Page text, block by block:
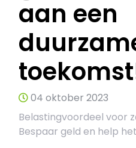
aan een
04 oktober 2023
Belastingvoordeel voor
Bespaar geld en help